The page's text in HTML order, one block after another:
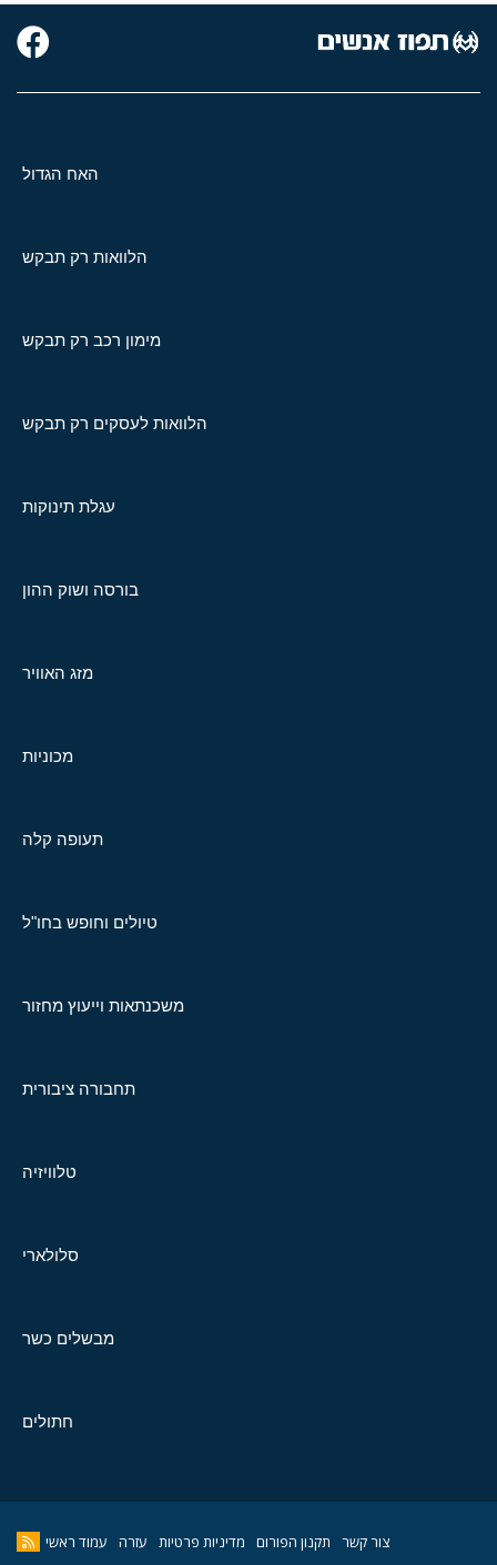
האח הגדול
הלוואות רק תבקש
מימון רכב רק תבקש
הלוואות לעסקים רק תבקש
עגלת תינוקות
בורסה ושוק ההון
מזג האוויר
מכוניות
תעופה קלה
טיולים וחופש בחו"ל
משכנתאות וייעוץ מחזור
תחבורה ציבורית
טלוויזיה
סלולארי
מבשלים כשר
חתולים
צור קשר תקנון הפורום מדיניות פרטיות עזרה עמוד ראשי